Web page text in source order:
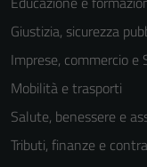
Giustizia, sicurezza
Imprese, commercio e
Mobilità e trasporti
Salute, benessere e
Tributi, finanze e